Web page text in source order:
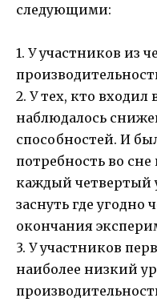
следующими:
1. У участников из
2. У тех, кто
наблюдалось
способностей. И
потребность во сне
каждый четвертый
заснуть где угодно
окончания
3. У участников
наиболее низкий